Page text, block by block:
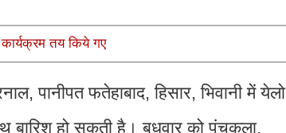
तय किये गए
पानीपत फतेहाबाद, हिसार, भिवानी में येलो
बारिश हो सकती है। बुधवार को पंचकूला,